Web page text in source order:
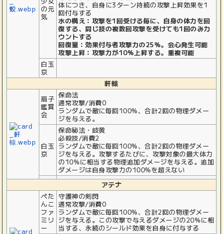
の元
気
体につき、自身に3ターン持続の攻撃上昇効果を1
回付与する
水の構え：攻撃を1回受ける毎に、自身の体力を回
復する、同じ技の複数回攻撃を受けても1回のみカ
ウントする
回復量：効果付与者攻撃力の25%。会心発生可能
攻撃上昇：攻撃力が10%上昇する。重複可能
白玉
京
軒轅
扇子
鑑賞
会
保命法
通常攻撃/消費0
ランダムで敵に毎回100%、合計2回の物理ダメー
ジを与える。
白玉
京
保命秘法・岐黄
必殺技/消費2
ランダムで敵に毎回100%、合計2回の物理ダメー
ジを与える。攻撃するたびに、攻撃対象の最大体力
の10%に相当する物理追加ダメージを与える。追加
ダメージは自身攻撃力の100%を超えない
アテナ
ぺた
んこ
ファ
ミリ
ー
守護神の剣閃
通常攻撃/消費0
ランダムで敵に毎回100%、合計2回の物理ダメー
ジを与える。この攻撃で与えるダメージの20%に相
当する、永続のシールド効果を自身に付与する